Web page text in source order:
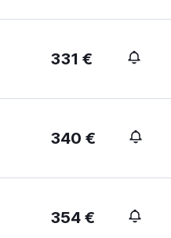
331 €
340 €
354 €